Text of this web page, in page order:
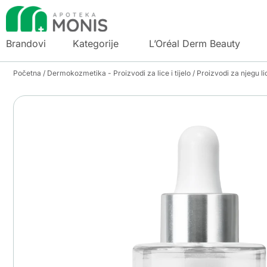
Brandovi Kategorije L’Oréal Derm Beauty
Početna / Dermokozmetika - Proizvodi za lice i tijelo / Proizvodi za njegu